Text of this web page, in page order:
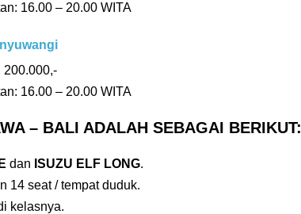
16.00 – 20.00 WITA
200.000,-
16.00 – 20.00 WITA
– BALI ADALAH SEBAGAI BERIKUT:
dan ISUZU ELF LONG.
14 seat / tempat duduk.
kelasnya.